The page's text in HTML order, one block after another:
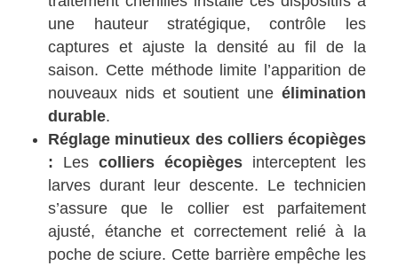
une hauteur stratégique, contrôle les
captures et ajuste la densité au fil de la
saison. Cette méthode limite l’apparition de
nouveaux nids et soutient une élimination
durable.
Réglage minutieux des colliers écopièges
: Lescolliers écopièges interceptent les
larves durant leur descente. Le technicien
s’assure que le collier est parfaitement
ajusté, étanche et correctement relié à la
poche de sciure. Cette barrière empêche les